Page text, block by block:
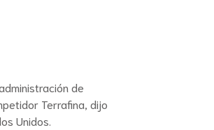
de
Terrafina, dijo
Unidos.